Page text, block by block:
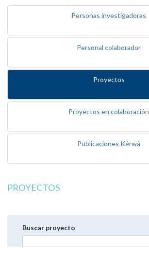
Personas investigadoras
Personal colaborador
Proyectos
Proyectos en colaboración
Publicaciones Kérwá
PROYECTOS
Buscar proyecto